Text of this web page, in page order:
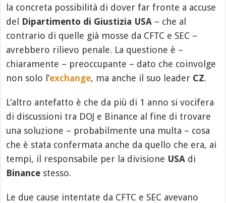
la concreta possibilità di dover far fronte a accuse
del Dipartimento di Giustizia USA – che al
contrario di quelle già mosse da CFTC e SEC –
avrebbero rilievo penale. La questione è –
chiaramente – preoccupante – dato che coinvolge
non solo l’exchange, ma anche il suo leader CZ.
L’altro antefatto è che da più di 1 anno si vocifera
di discussioni tra DOJ e Binance al fine di trovare
una soluzione – probabilmente una multa – cosa
che è stata confermata anche da quello che era, ai
tempi, il responsabile per la divisione USA di
Binance stesso.
Le due cause intentate da CFTC e SEC avevano